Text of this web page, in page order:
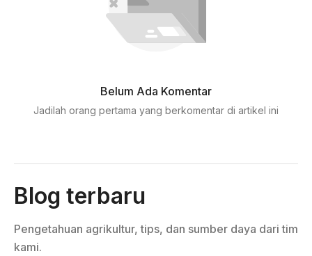
Belum Ada Komentar
Jadilah orang pertama yang berkomentar di artikel ini
Blog terbaru
Pengetahuan agrikultur, tips, dan sumber daya dari tim
kami.